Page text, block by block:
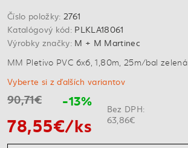
Číslo položky: 2761
Katalógový kód: PLKLA18061
Výrobky značky: M + M Martinec
MM Pletivo PVC 6x6, 1,80m, 25m/bal zelená
Vyberte si z ďalších variantov
90,71€ -13%
78,55€/ks
Bez DPH:
63,86€